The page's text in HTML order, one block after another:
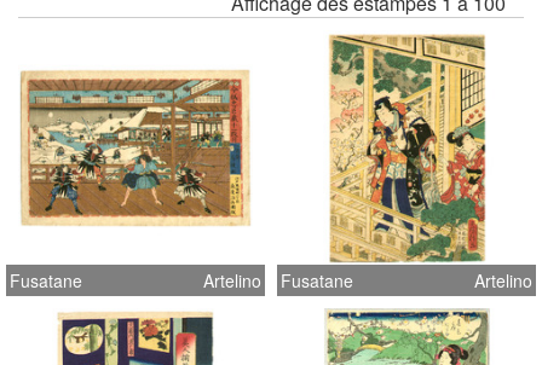
Fusatane Artelino Fusatane Artelino